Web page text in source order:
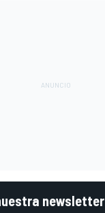
newsletter